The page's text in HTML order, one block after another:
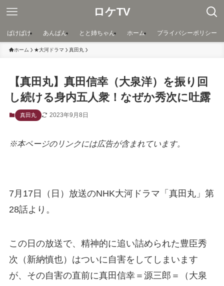
ロケTV
ばけばけ あんぱん とと姉ちゃん ホーム プライバシーポリシー
ホーム ★大河ドラマ 真田丸
【真田丸】真田信幸（大泉洋）を振り回
し続ける身内五人衆！なぜか秀次に吐露
真田丸 2023年9月8日
※本ページのリンクには広告が含まれています。
7月17日（日）放送のNHK大河ドラマ「真田丸」第
28話より。
この日の放送で、精神的に追い詰められた豊臣秀
次（新納慎也）はついに自害をしてしまいます
が、その自害の直前に真田信幸＝源三郎＝（大泉